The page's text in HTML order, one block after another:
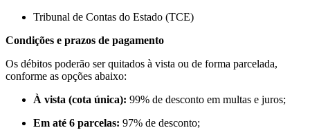
Tribunal de Contas do Estado (TCE)
Condições e prazos de pagamento
Os débitos poderão ser quitados à vista ou de forma parcelada,
conforme as opções abaixo:
À vista (cota única): 99% de desconto em multas e juros;
Em até 6 parcelas: 97% de desconto;